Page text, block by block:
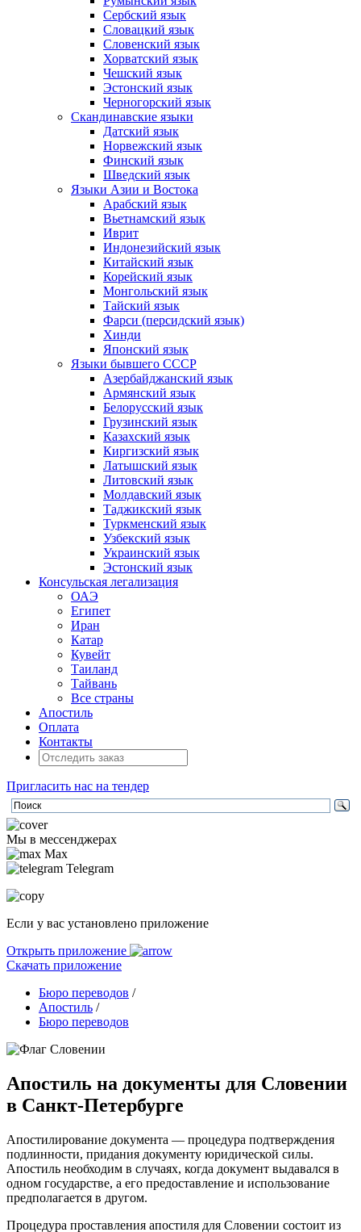
Сербский язык
Словацкий язык
Словенский язык
Хорватский язык
Чешский язык
Эстонский язык
Черногорский язык
Скандинавские языки
Датский язык
Норвежский язык
Финский язык
Шведский язык
Языки Азии и Востока
Арабский язык
Вьетнамский язык
Иврит
Индонезийский язык
Китайский язык
Корейский язык
Монгольский язык
Тайский язык
Фарси (персидский язык)
Хинди
Японский язык
Языки бывшего СССР
Азербайджанский язык
Армянский язык
Белорусский язык
Грузинский язык
Казахский язык
Киргизский язык
Латышский язык
Литовский язык
Молдавский язык
Таджикский язык
Туркменский язык
Узбекский язык
Украинский язык
Эстонский язык
Консульская легализация
ОАЭ
Египет
Иран
Катар
Кувейт
Таиланд
Тайвань
Все страны
Апостиль
Оплата
Контакты
Пригласить нас на тендер
Мы в мессенджерах
Max
Telegram
Если у вас установлено приложение
Открыть приложение
Скачать приложение
Бюро переводов /
Апостиль /
Бюро переводов
Апостиль на документы для Словении
в Санкт-Петербурге
Апостилирование документа — процедура подтверждения
подлинности, придания документу юридической силы.
Апостиль необходим в случаях, когда документ выдавался в
одном государстве, а его предоставление и использование
предполагается в другом.
Процедура проставления апостиля для Словении состоит из